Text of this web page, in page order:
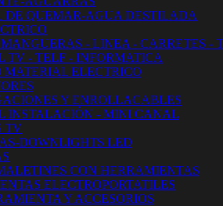
DE QUEMAR-AGUA DESTILADA
- LINEA - CARRETES -
TV - TELF - INFORMATICA
MATERIAL ELECTRICO
Y ENROLLACABLES
INSTALACIÓN - MINI CANAL
TV
DOWNLIGHTS LED
CON HERRAMIENTAS
ELECTROPORTATILES
Y ACCESORIOS